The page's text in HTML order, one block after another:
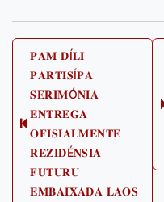
Post
navigation
Previous
post:
𝐏𝐀𝐌 𝐃Í𝐋𝐈
𝐏𝐀𝐑𝐓𝐈𝐒Í𝐏𝐀
𝐒𝐄𝐑𝐈𝐌Ó𝐍𝐈𝐀
𝐄𝐍𝐓𝐑𝐄𝐆𝐀
𝐎𝐅𝐈𝐒𝐈𝐀𝐋𝐌𝐄𝐍𝐓𝐄
𝐑𝐄𝐙𝐈𝐃É𝐍𝐒𝐈𝐀
𝐅𝐔𝐓𝐔𝐑𝐔
𝐄𝐌𝐁𝐀𝐈𝐗𝐀𝐃𝐀 𝐋𝐀𝐎𝐒